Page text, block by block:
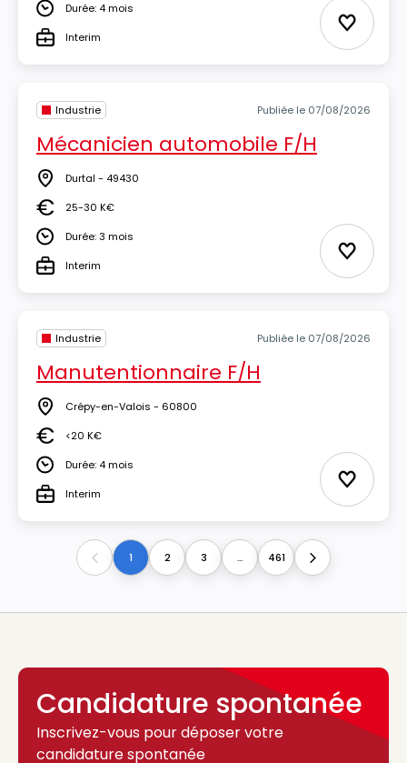
DuréeDurée: 4 mois
TypeInterim Ajouter
Industrie Publiée le 07/08/2026
Mécanicien automobile F/H
Lieu Durtal - 49430
Salaire25-30 K€
DuréeDurée: 3 mois
TypeInterim Ajouter
Industrie Publiée le 07/08/2026
Manutentionnaire F/H
Lieu Crépy-en-Valois - 60800
Salaire<20 K€
DuréeDurée: 4 mois
TypeInterim Ajouter
Previous1 2 3 ... 461 Next
Candidature spontanée
Inscrivez-vous pour déposer votre
candidature spontanée